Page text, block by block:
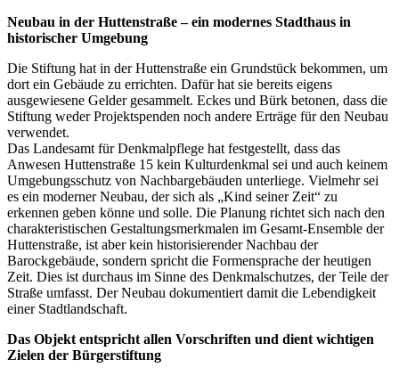
Neubau in der Huttenstraße – ein modernes Stadthaus in
historischer Umgebung
Die Stiftung hat in der Huttenstraße ein Grundstück bekommen, um
dort ein Gebäude zu errichten. Dafür hat sie bereits eigens
ausgewiesene Gelder gesammelt. Eckes und Bürk betonen, dass die
Stiftung weder Projektspenden noch andere Erträge für den Neubau
verwendet.
Das Landesamt für Denkmalpflege hat festgestellt, dass das
Anwesen Huttenstraße 15 kein Kulturdenkmal sei und auch keinem
Umgebungsschutz von Nachbargebäuden unterliege. Vielmehr sei
es ein moderner Neubau, der sich als „Kind seiner Zeit“ zu
erkennen geben könne und solle. Die Planung richtet sich nach den
charakteristischen Gestaltungsmerkmalen im Gesamt-Ensemble der
Huttenstraße, ist aber kein historisierender Nachbau der
Barockgebäude, sondern spricht die Formensprache der heutigen
Zeit. Dies ist durchaus im Sinne des Denkmalschutzes, der Teile der
Straße umfasst. Der Neubau dokumentiert damit die Lebendigkeit
einer Stadtlandschaft.
Das Objekt entspricht allen Vorschriften und dient wichtigen
Zielen der Bürgerstiftung